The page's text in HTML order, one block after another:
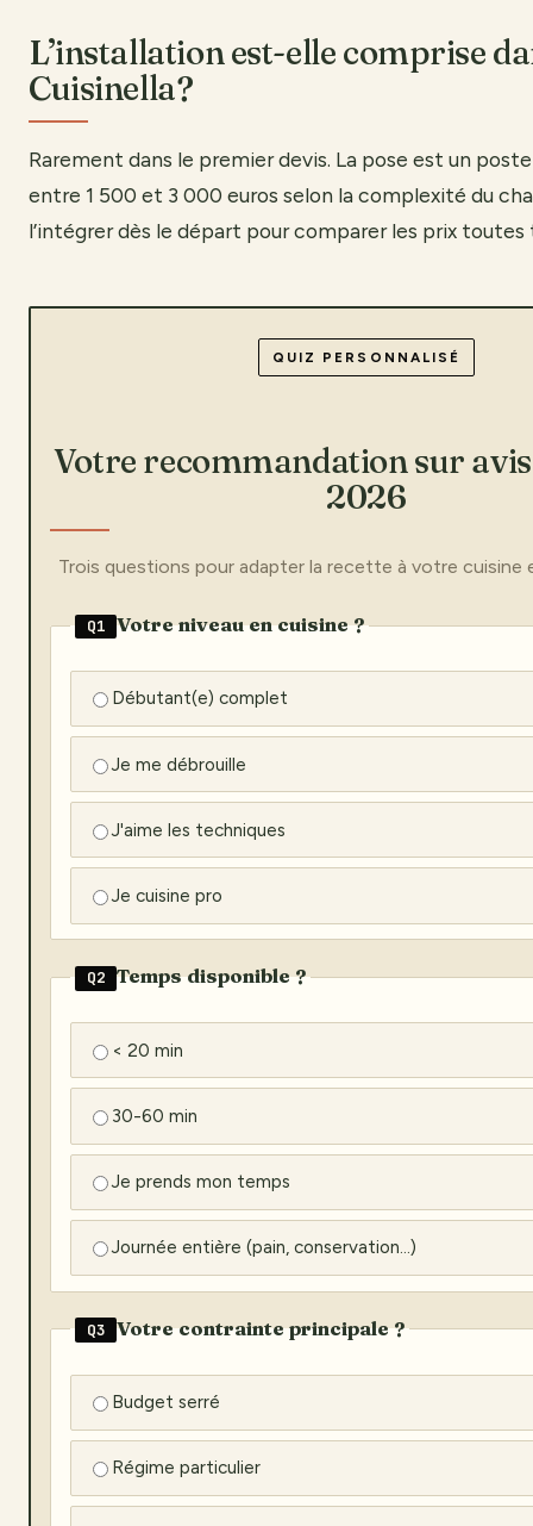
L’installation est-elle comprise
Cuisinella?
Rarement dans le premier devis. La pose est un
entre 1 500 et 3 000 euros selon la complexité du
l’intégrer dès le départ pour comparer les prix toutes
QUIZ PERSONNALISÉ
Votre recommandation sur
2026
Trois questions pour adapter la recette à votre cuisine
Q1 Votre niveau en cuisine ?
Débutant(e) complet
Je me débrouille
J'aime les techniques
Je cuisine pro
Q2 Temps disponible ?
< 20 min
30-60 min
Je prends mon temps
Journée entière (pain, conservation…)
Q3 Votre contrainte principale ?
Budget serré
Régime particulier